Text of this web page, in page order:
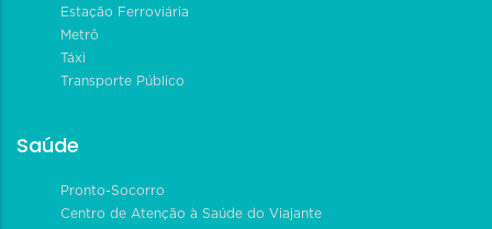
Estação Ferroviária
Metrô
Táxi
Transporte Público
Saúde
Pronto-Socorro
Centro de Atenção à Saúde do Viajante